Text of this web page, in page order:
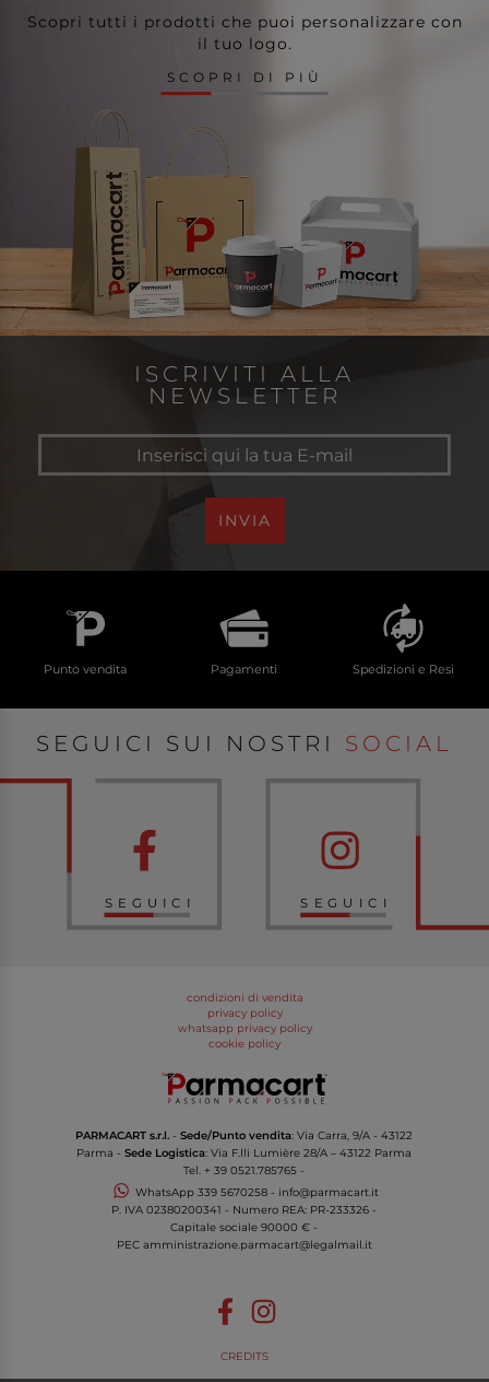
Scopri tutti i prodotti che puoi personalizzare con
il tuo logo.
SCOPRI DI PIÙ
ISCRIVITI ALLA
NEWSLETTER
INVIA
Punto vendita Pagamenti Spedizioni e Resi
SEGUICI SUI NOSTRI SOCIAL
SEGUICI SEGUICI
condizioni di vendita
privacy policy
whatsapp privacy policy
cookie policy
PARMACART s.r.l. -Sede/Punto vendita: Via Carra, 9/A - 43122
Parma -Sede Logistica: Via F.lli Lumière 28/A – 43122 Parma
Tel. + 39 0521.785765 -
WhatsApp 339 5670258- info@parmacart.it
P. IVA02380200341 - Numero REA: PR-233326 -
Capitale sociale 90000 € -
PEC amministrazione.parmacart@legalmail.it
CREDITS